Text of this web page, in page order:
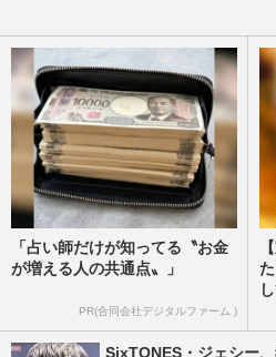
「占い師だけが知ってる〝お金
が増える人の共通点〟」
PR(合同会社デジタルファーム )
SixTONES・ジェシー